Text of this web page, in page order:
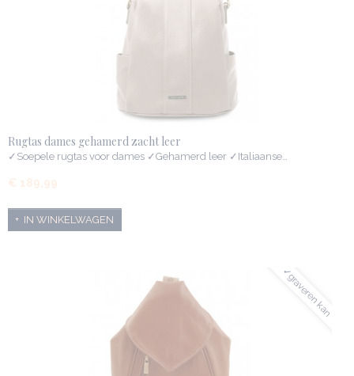
Rugtas dames gehamerd zacht leer
✓Soepele rugtas voor dames ✓Gehamerd leer ✓Italiaanse…
€ 189,99
IN WINKELWAGEN
✓graveren kan